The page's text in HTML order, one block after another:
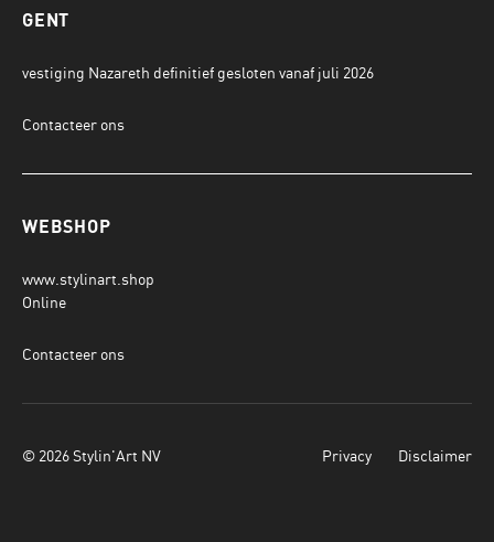
GENT
vestiging Nazareth definitief gesloten vanaf juli 2026
Contacteer ons
WEBSHOP
www.stylinart.shop
Online
Contacteer ons
© 2026 Stylin'Art NV Privacy Disclaimer